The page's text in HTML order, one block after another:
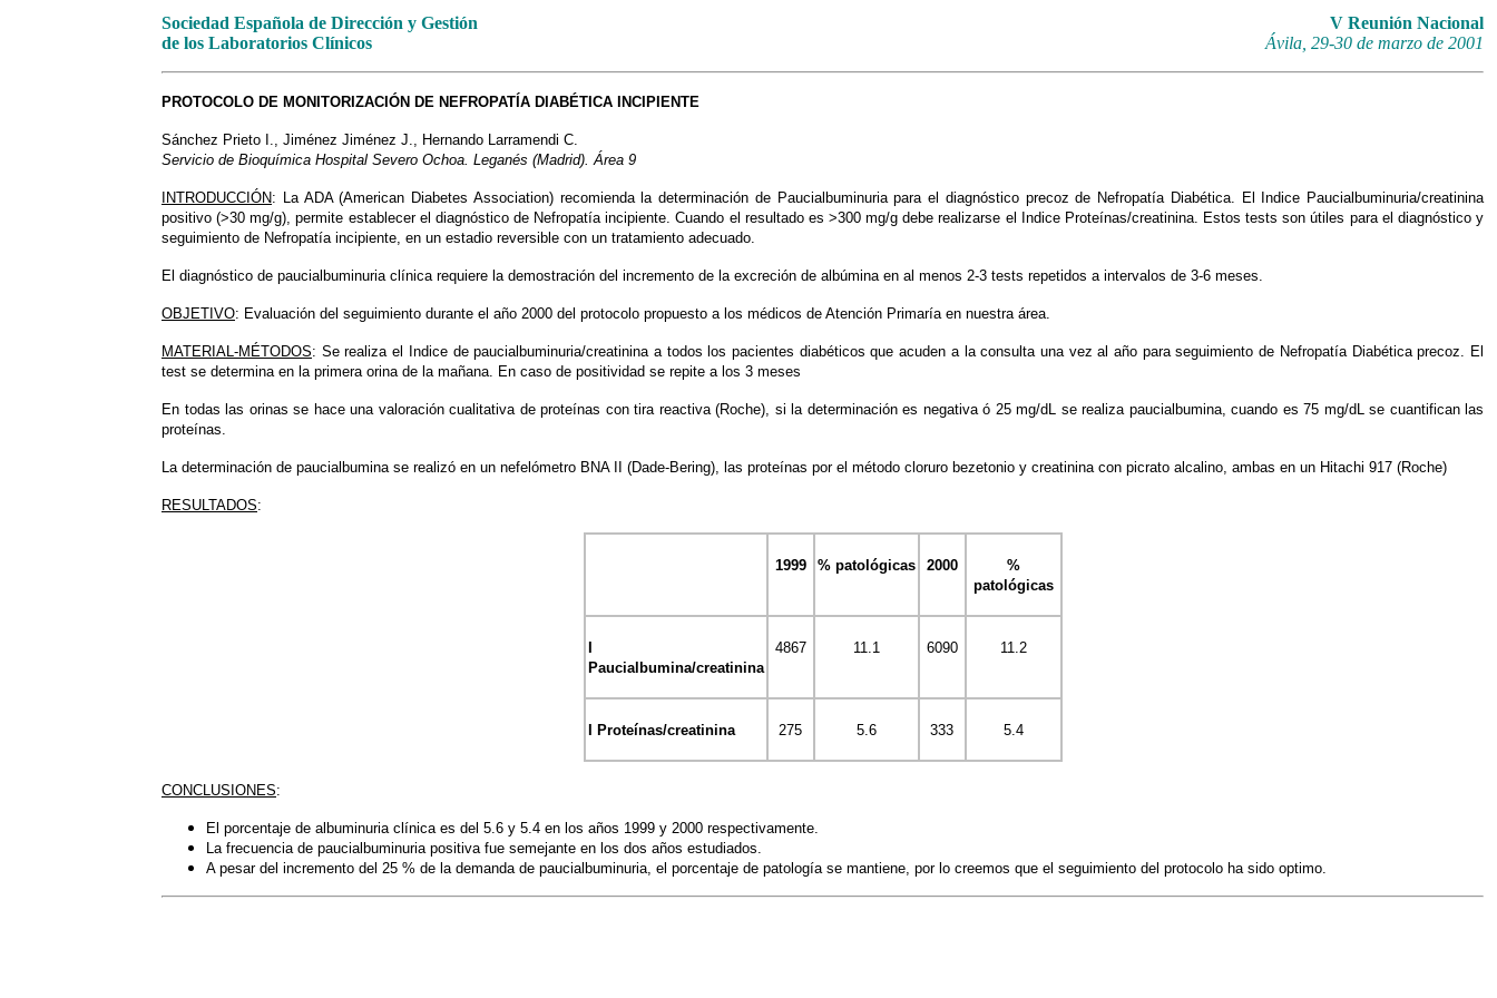
Sociedad Española de Dirección y Gestión
de los Laboratorios Clínicos
V Reunión Nacional
Ávila, 29-30 de marzo de 2001
PROTOCOLO DE MONITORIZACIÓN DE NEFROPATÍA DIABÉTICA INCIPIENTE
Sánchez Prieto I., Jiménez Jiménez J., Hernando Larramendi C.
Servicio de Bioquímica Hospital Severo Ochoa. Leganés (Madrid). Área 9
INTRODUCCIÓN: La ADA (American Diabetes Association) recomienda la determinación de Paucialbuminuria para el diagnóstico precoz de Nefropatía Diabética. El Indice Paucialbuminuria/creatinina
positivo (>30 mg/g), permite establecer el diagnóstico de Nefropatía incipiente. Cuando el resultado es >300 mg/g debe realizarse el Indice Proteínas/creatinina. Estos tests son útiles para el diagnóstico y
seguimiento de Nefropatía incipiente, en un estadio reversible con un tratamiento adecuado.
El diagnóstico de paucialbuminuria clínica requiere la demostración del incremento de la excreción de albúmina en al menos 2-3 tests repetidos a intervalos de 3-6 meses.
OBJETIVO: Evaluación del seguimiento durante el año 2000 del protocolo propuesto a los médicos de Atención Primaría en nuestra área.
MATERIAL-MÉTODOS: Se realiza el Indice de paucialbuminuria/creatinina a todos los pacientes diabéticos que acuden a la consulta una vez al año para seguimiento de Nefropatía Diabética precoz. El
test se determina en la primera orina de la mañana. En caso de positividad se repite a los 3 meses
En todas las orinas se hace una valoración cualitativa de proteínas con tira reactiva (Roche), si la determinación es negativa ó 25 mg/dL se realiza paucialbumina, cuando es 75 mg/dL se cuantifican las
proteínas.
La determinación de paucialbumina se realizó en un nefelómetro BNA II (Dade-Bering), las proteínas por el método cloruro bezetonio y creatinina con picrato alcalino, ambas en un Hitachi 917 (Roche)
RESULTADOS:
1999 % patológicas 2000
%
patológicas
Paucialbumina/creatinina
4867 11.1 6090 11.2
I Proteínas/creatinina 275 5.6 333 5.4
CONCLUSIONES:
El porcentaje de albuminuria clínica es del 5.6 y 5.4 en los años 1999 y 2000 respectivamente.
La frecuencia de paucialbuminuria positiva fue semejante en los dos años estudiados.
A pesar del incremento del 25 % de la demanda de paucialbuminuria, el porcentaje de patología se mantiene, por lo creemos que el seguimiento del protocolo ha sido optimo.